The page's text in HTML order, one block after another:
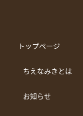
トップページ
ちえなみきとは
お知らせ